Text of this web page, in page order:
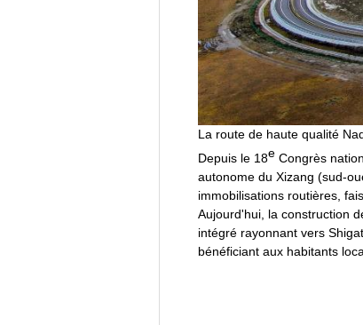
La route de haute qualité
Depuis le 18eCongrès
autonome du Xizang (sud-
immobilisations routières,
Aujourd'hui, la construction
intégré rayonnant vers
bénéficiant aux habitants